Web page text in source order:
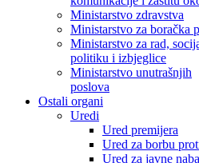
Ministarstvo zdravstva
Ministarstvo za boračka
Ministarstvo za rad,
politiku i izbjeglice
Ministarstvo unutrašnjih
poslova
Ostali organi
Uredi
Ured premijera
Ured za borbu
Ured za javne